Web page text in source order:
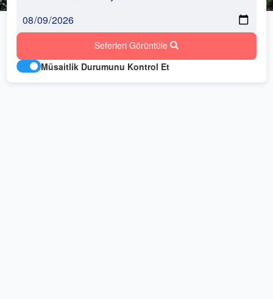
Seferleri Görüntüle
Müsaitlik Durumunu Kontrol Et